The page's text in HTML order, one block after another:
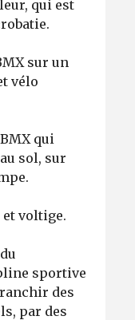
qui est
sur un
vélo
qui
sol, sur
voltige.
sportive
des
par des